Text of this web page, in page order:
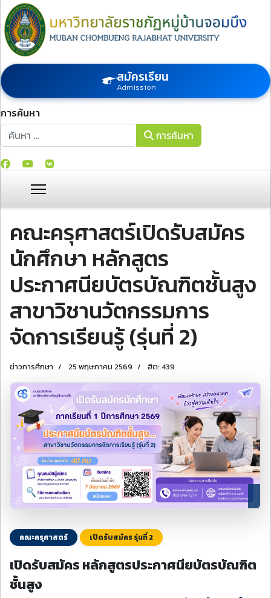
สมัครเรียน
Admission
การค้นหา
การค้นหา
การค้นหา
คณะครุศาสตร์เปิดรับสมัคร
นักศึกษา หลักสูตร
ประกาศนียบัตรบัณฑิตชั้นสูง
สาขาวิชานวัตกรรมการ
จัดการเรียนรู้ (รุ่นที่ 2)
ข่าวการศึกษา 25 พฤษภาคม 2569 ฮิต: 439
คณะครุศาสตร์ เปิดรับสมัคร รุ่นที่ 2
เปิดรับสมัคร หลักสูตรประกาศนียบัตรบัณฑิต
ชั้นสูง